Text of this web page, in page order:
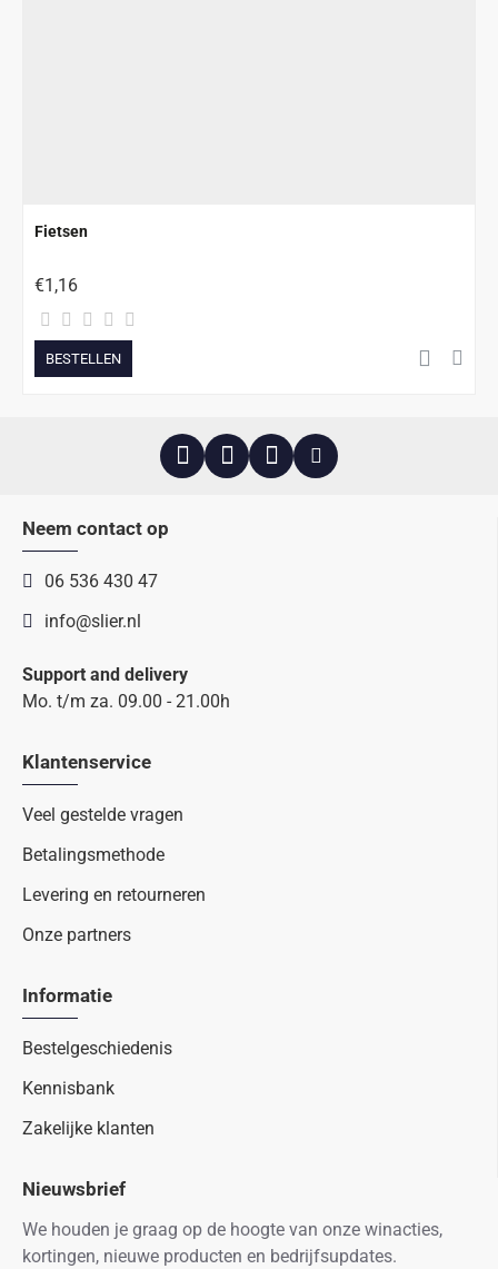
Fietsen
€1,16
BESTELLEN
Neem contact op
06 536 430 47
info@slier.nl
Support and delivery
Mo. t/m za. 09.00 - 21.00h
Klantenservice
Veel gestelde vragen
Betalingsmethode
Levering en retourneren
Onze partners
Informatie
Bestelgeschiedenis
Kennisbank
Zakelijke klanten
Nieuwsbrief
We houden je graag op de hoogte van onze winacties,
kortingen, nieuwe producten en bedrijfsupdates.